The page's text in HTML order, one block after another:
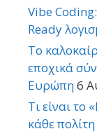
Vibe
Ready
Το
εποχικά
Ευρώπη6
Τι είναι το
κάθε πολίτη